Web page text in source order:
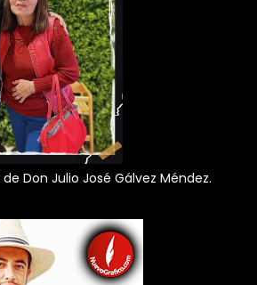
Don Julio José Gálvez Méndez.